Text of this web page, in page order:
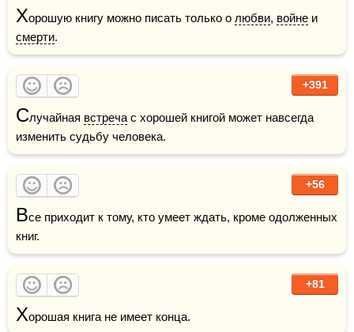
Хорошую книгу можно писать только о любви, войне
смерти.
+391
Случайная встреча с хорошей книгой может навсегда
изменить судьбу человека.
+56
Все приходит к тому, кто умеет ждать, кроме одолженных
книг.
+81
Хорошая книга не имеет конца.